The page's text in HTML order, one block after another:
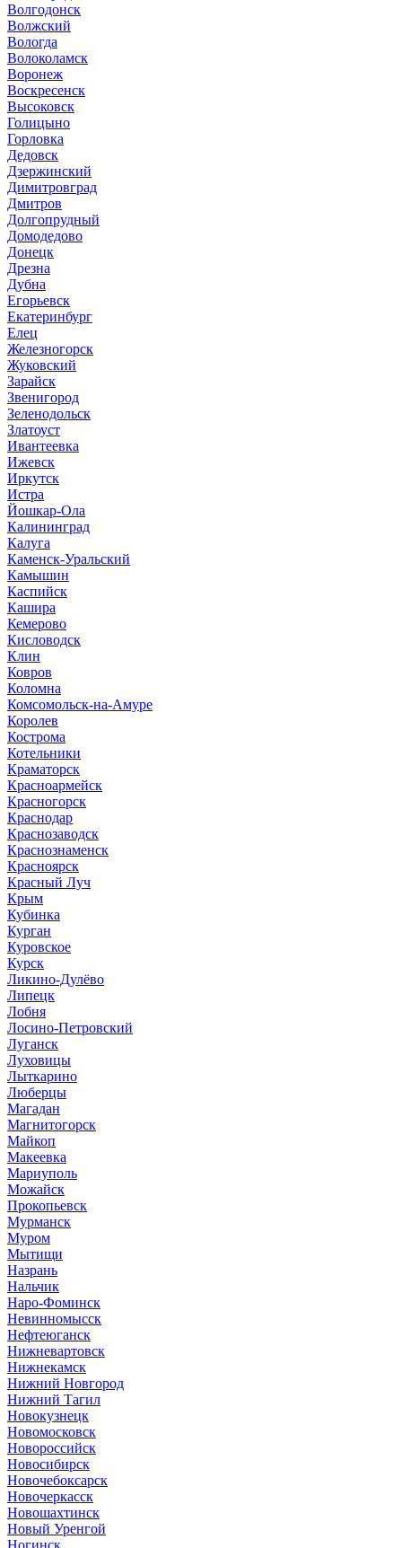
Волгодонск
Волжский
Вологда
Волоколамск
Воронеж
Воскресенск
Высоковск
Голицыно
Горловка
Дедовск
Дзержинский
Димитровград
Дмитров
Долгопрудный
Домодедово
Донецк
Дрезна
Дубна
Егорьевск
Екатеринбург
Елец
Железногорск
Жуковский
Зарайск
Звенигород
Зеленодольск
Златоуст
Ивантеевка
Ижевск
Иркутск
Истра
Йошкар-Ола
Калининград
Калуга
Каменск-Уральский
Камышин
Каспийск
Кашира
Кемерово
Кисловодск
Клин
Ковров
Коломна
Комсомольск-на-Амуре
Королев
Кострома
Котельники
Краматорск
Красноармейск
Красногорск
Краснодар
Краснозаводск
Краснознаменск
Красноярск
Красный Луч
Крым
Кубинка
Курган
Куровское
Курск
Ликино-Дулёво
Липецк
Лобня
Лосино-Петровский
Луганск
Луховицы
Лыткарино
Люберцы
Магадан
Магнитогорск
Майкоп
Макеевка
Мариуполь
Можайск
Прокопьевск
Мурманск
Муром
Мытищи
Назрань
Нальчик
Наро-Фоминск
Невинномысск
Нефтеюганск
Нижневартовск
Нижнекамск
Нижний Новгород
Нижний Тагил
Новокузнецк
Новомосковск
Новороссийск
Новосибирск
Новочебоксарск
Новочеркасск
Новошахтинск
Новый Уренгой
Ногинск